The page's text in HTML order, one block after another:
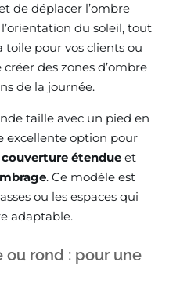
de déplacer l’ombre
du soleil, tout
toile pour vos clients ou
des zones d’ombre
de la journée.
taille avec un pied en
excellente option pour
couverture étendue et
. Ce modèle est
ou les espaces qui
adaptable.
ou rond : pour une